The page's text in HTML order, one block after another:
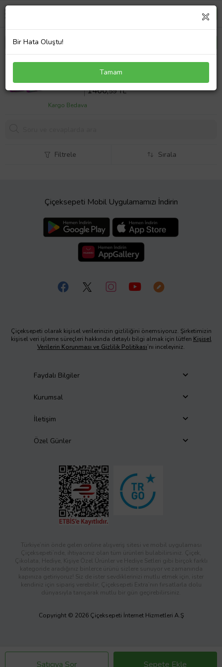
Coral High Kedi Kız Çocuk Beslenme Çantası ve
Kalemlik Seti - Thermo
Sepette %14 İndirim
1466,59 TL
Kargo Bedava
Satıcıya Sor Sepete Ekle
Filtrele Sırala
Çiçeksepeti Mobil Uygulamamızı İndirin
Çiçeksepeti olarak kişisel verilerinizin gizliliğini önemsiyoruz. Şirketimizin
kişisel veri işleme süreçleri hakkında detaylı bilgi almak için lütfen Kişisel
Verilerin Korunması ve Gizlilik Politikası’nı inceleyiniz.
Faydalı Bilgiler
Kurumsal
İletişim
Özel Günler
Türkiye’nin önde gelen online alışveriş sitesi ve mobil uygulaması
Çiçeksepeti’nde, ihtiyacınız olan tüm ürünleri bulabilirsiniz. Çiçek,
Çikolata, Hediye, Kişiye Özel Ürünler ve Hediye Setleri gibi birçok farklı
kategoride aradığınız binlerce ürünü sizlere sunuyor ve zamanında
kapınıza getiriyoruz! Siz de ister sevdiklerinizi mutlu etmek için, ister
kendiniz için sipariş verebilir; Çiçeksepeti Extra’nın fırsatlarla dolu
dünyasıyla tanışarak mutlu bir gün geçirebilirsiniz.
Copyright © 2026 Çiçeksepeti İnternet Hizmetleri A.Ş
Bir Hata Oluştu!
Tamam